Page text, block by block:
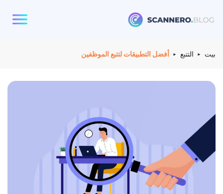
بيت التتبع أفضل التطبيقات لتتبع الموظفين